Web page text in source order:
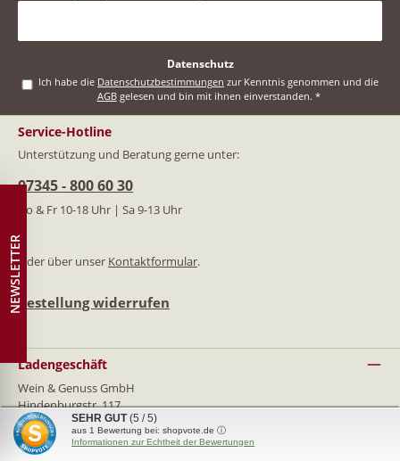
Datenschutz
Ich habe die Datenschutzbestimmungen
zur Kenntnis genommen und die
AGBgelesen und bin mit ihnen einverstanden. *
Service-Hotline
Unterstützung und Beratung gerne unter:
07345 - 800 60 30
Do & Fr 10-18 Uhr | Sa 9-13 Uhr
Oder über unser Kontaktformular.
Bestellung widerrufen
Ladengeschäft
Wein & Genuss GmbH
Hindenburgstr. 117
89129 Langenau
07345 - 800 6030
NEWSLETTER
SEHR GUT (5 / 5)
aus 1 Bewertung bei: shopvote.de ⓘ
Informationen zur Echtheit der Bewertungen